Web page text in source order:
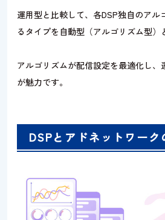
運用型と比較して、各DSP独自のアル
るタイプを自動型（アルゴリズム型）
アルゴリズムが配信設定を最適化し、
が魅力です。
DSPとアドネットワーク